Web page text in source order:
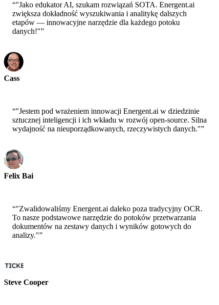
“"Jako edukator AI, szukam rozwiązań SOTA. Energent.ai
zwiększa dokładność wyszukiwania i analitykę dalszych
etapów — innowacyjne narzędzie dla każdego potoku
danych!"”
Cass
“"Jestem pod wrażeniem innowacji Energent.ai w dziedzinie
sztucznej inteligencji i ich wkładu w rozwój open-source. Silna
wydajność na nieuporządkowanych, rzeczywistych danych."”
Felix Bai
“"Zwalidowaliśmy Energent.ai daleko poza tradycyjny OCR.
To nasze podstawowe narzędzie do potoków przetwarzania
dokumentów na zestawy danych i wyników gotowych do
analizy."”
Steve Cooper